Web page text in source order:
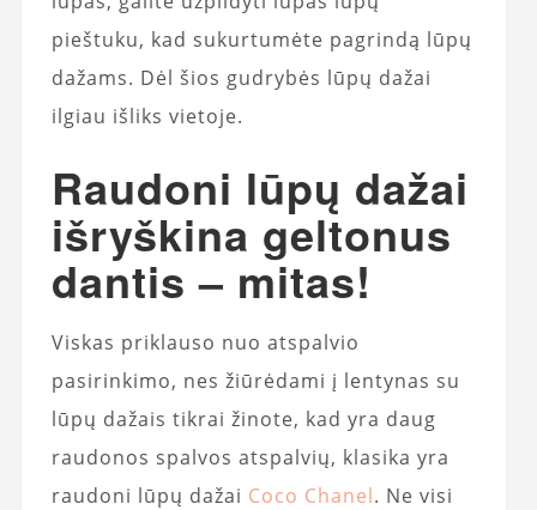
pieštuku, kad sukurtumėte pagrindą lūpų
dažams. Dėl šios gudrybės lūpų dažai
ilgiau išliks vietoje.
Raudoni lūpų dažai
išryškina geltonus
dantis – mitas!
Viskas priklauso nuo atspalvio
pasirinkimo, nes žiūrėdami į lentynas su
lūpų dažais tikrai žinote, kad yra daug
raudonos spalvos atspalvių, klasika yra
raudoni lūpų dažai Coco Chanel. Ne visi